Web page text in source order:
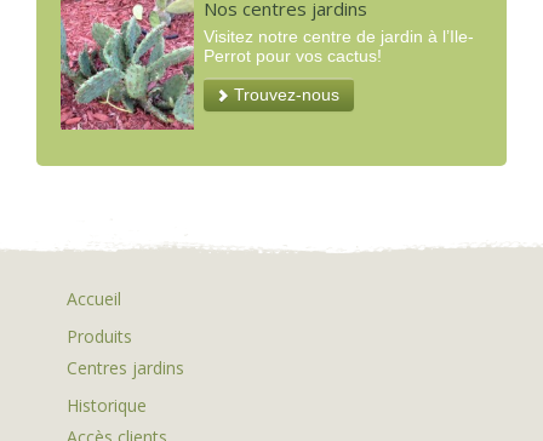
Nos centres jardins
Visitez notre centre de jardin à l’Ile-
Perrot pour vos cactus!
Trouvez-nous
Accueil
Produits
Centres jardins
Historique